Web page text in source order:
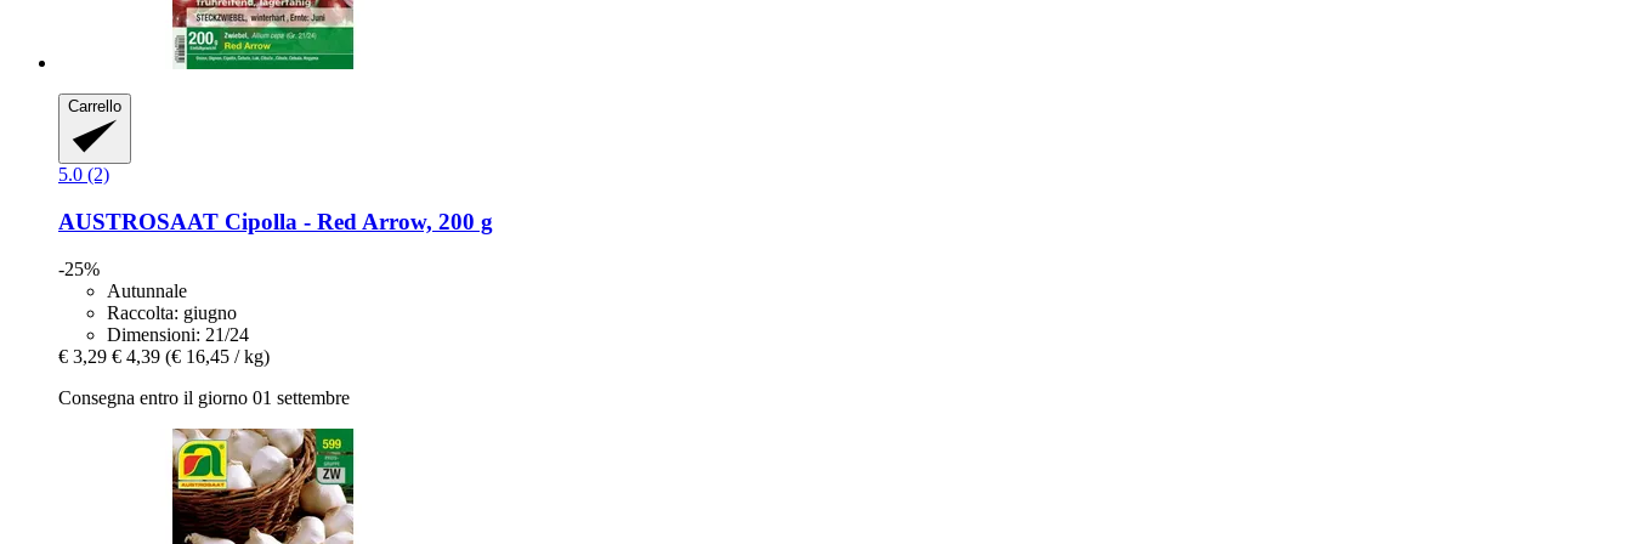
Carrello
5.0 (2)
AUSTROSAAT Cipolla -​ Red Arrow, 200 g
-25%
Autunnale
Raccolta: giugno
Dimensioni: 21/24
€ 3,29 € 4,39 (€ 16,45 / kg)
Consegna entro il giorno 01 settembre